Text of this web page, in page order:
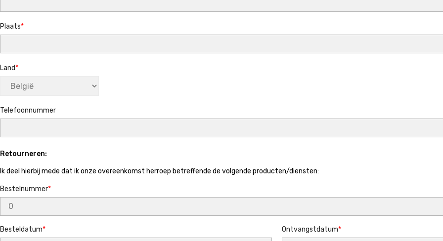
Plaats
Land
Telefoonnummer
Retourneren:
Ik deel hierbij mede dat ik onze overeenkomst herroep betreffende de volgende producten/diensten:
Bestelnummer
Besteldatum Ontvangstdatum